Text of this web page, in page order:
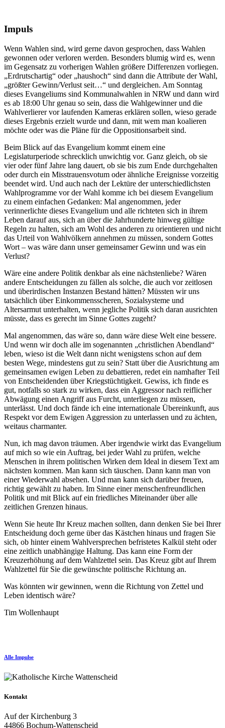
Impuls
Wenn Wahlen sind, wird gerne davon gesprochen, dass Wahlen
gewonnen oder verloren werden. Besonders blumig wird es, wenn
im Gegensatz zu vorherigen Wahlen größere Differenzen vorliegen.
„Erdrutschartig“ oder „haushoch“ sind dann die Attribute der Wahl,
„größter Gewinn/Verlust seit…“ und dergleichen. Am Sonntag
dieses Evangeliums sind Kommunalwahlen in NRW und dann wird
es ab 18:00 Uhr genau so sein, dass die Wahlgewinner und die
Wahlverlierer vor laufenden Kameras erklären sollen, wieso gerade
dieses Ergebnis erzielt wurde und dann, mit wem man koalieren
möchte oder was die Pläne für die Oppositionsarbeit sind.
Beim Blick auf das Evangelium kommt einem eine
Legislaturperiode schrecklich unwichtig vor. Ganz gleich, ob sie
vier oder fünf Jahre lang dauert, ob sie bis zum Ende durchgehalten
oder durch ein Misstrauensvotum oder ähnliche Ereignisse vorzeitig
beendet wird. Und auch nach der Lektüre der unterschiedlichsten
Wahlprogramme vor der Wahl komme ich bei diesem Evangelium
zu einem einfachen Gedanken: Mal angenommen, jeder
verinnerlichte dieses Evangelium und alle richteten sich in ihrem
Leben darauf aus, sich an über die Jahrhunderte hinweg gültige
Regeln zu halten, sich am Wohl des anderen zu orientieren und nicht
das Urteil von Wahlvölkern annehmen zu müssen, sondern Gottes
Wort – was wäre dann unser gemeinsamer Gewinn und was ein
Verlust?
Wäre eine andere Politik denkbar als eine nächstenliebe? Wären
andere Entscheidungen zu fällen als solche, die auch vor zeitlosen
und überirdischen Instanzen Bestand hätten? Müssten wir uns
tatsächlich über Einkommensscheren, Sozialsysteme und
Altersarmut unterhalten, wenn jegliche Politik sich daran ausrichten
müsste, dass es gerecht im Sinne Gottes zugeht?
Mal angenommen, das wäre so, dann wäre diese Welt eine bessere.
Und wenn wir doch alle im sogenannten „christlichen Abendland“
leben, wieso ist die Welt dann nicht wenigstens schon auf dem
besten Wege, mindestens gut zu sein? Statt über die Ausrichtung am
gemeinsamen ewigen Leben zu debattieren, redet ein namhafter Teil
von Entscheidenden über Kriegstüchtigkeit. Gewiss, ich finde es
gut, notfalls so stark zu wirken, dass ein Aggressor nach reiflicher
Abwägung einen Angriff aus Furcht, unterliegen zu müssen,
unterlässt. Und doch fände ich eine internationale Übereinkunft, aus
Respekt vor dem Ewigen Aggression zu unterlassen und zu ächten,
weitaus charmanter.
Nun, ich mag davon träumen. Aber irgendwie wirkt das Evangelium
auf mich so wie ein Auftrag, bei jeder Wahl zu prüfen, welche
Menschen in ihrem politischen Wirken dem Ideal in diesem Text am
nächsten kommen. Man kann sich täuschen. Dann kann man von
einer Wiederwahl absehen. Und man kann sich darüber freuen,
richtig gewählt zu haben. Im Sinne einer menschenfreundlichen
Politik und mit Blick auf ein friedliches Miteinander über alle
zeitlichen Grenzen hinaus.
Wenn Sie heute Ihr Kreuz machen sollten, dann denken Sie bei Ihrer
Entscheidung doch gerne über das Kästchen hinaus und fragen Sie
sich, ob hinter einem Wahlversprechen befristetes Kalkül steht oder
eine zeitlich unabhängige Haltung. Das kann eine Form der
Kreuzerhöhung auf dem Wahlzettel sein. Das Kreuz gibt auf Ihrem
Wahlzettel für Sie die gewünschte politische Richtung an.
Was könnten wir gewinnen, wenn die Richtung von Zettel und
Leben identisch wäre?
Tim Wollenhaupt
Alle Impulse
Kontakt
Auf der Kirchenburg 3
44866 Bochum-Wattenscheid